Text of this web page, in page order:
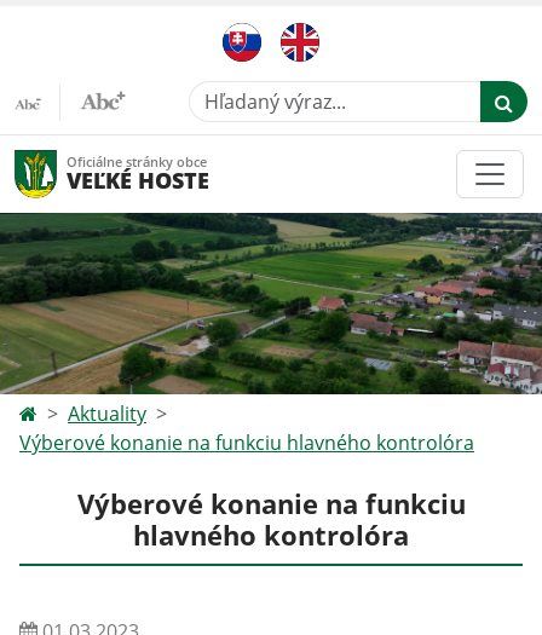
Hľadaný výraz...
Oficiálne stránky obce
VEĽKÉ HOSTE
Aktuality
Výberové konanie na funkciu hlavného kontrolóra
Výberové konanie na funkciu
hlavného kontrolóra